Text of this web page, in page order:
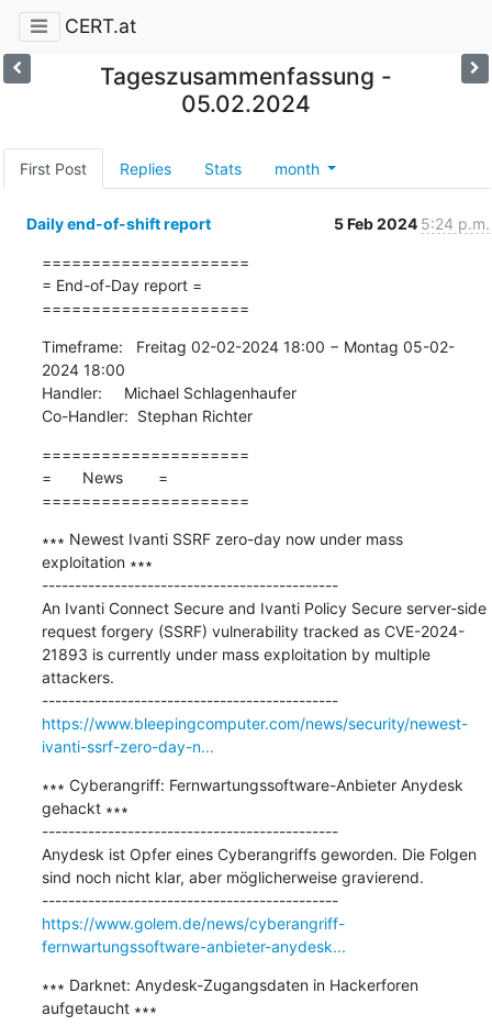
CERT.at
Tageszusammenfassung -
05.02.2024
First Post Replies Stats month
Daily end-of-shift report 5 Feb 2024 5:24 p.m.
=====================
= End-of-Day report =
=====================
Timeframe:   Freitag 02-02-2024 18:00 − Montag 05-02-
2024 18:00
Handler:     Michael Schlagenhaufer
Co-Handler:  Stephan Richter
=====================
=       News        =
=====================
∗∗∗ Newest Ivanti SSRF zero-day now under mass
exploitation ∗∗∗
---------------------------------------------
An Ivanti Connect Secure and Ivanti Policy Secure server-side
request forgery (SSRF) vulnerability tracked as CVE-2024-
21893 is currently under mass exploitation by multiple
attackers.
---------------------------------------------
https://www.bleepingcomputer.com/news/security/newest-
ivanti-ssrf-zero-day-n...
∗∗∗ Cyberangriff: Fernwartungssoftware-Anbieter Anydesk
gehackt ∗∗∗
---------------------------------------------
Anydesk ist Opfer eines Cyberangriffs geworden. Die Folgen
sind noch nicht klar, aber möglicherweise gravierend.
---------------------------------------------
https://www.golem.de/news/cyberangriff-
fernwartungssoftware-anbieter-anydesk...
∗∗∗ Darknet: Anydesk-Zugangsdaten in Hackerforen
aufgetaucht ∗∗∗